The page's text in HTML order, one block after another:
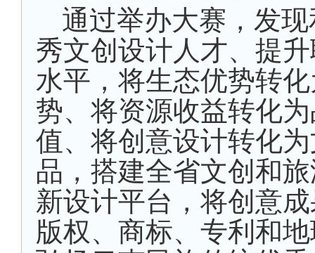
通过举办大赛，发
秀文创设计人才、提
水平，将生态优势转
势、将资源收益转化
值、将创意设计转化
品，搭建全省文创和
新设计平台，将创意
版权、商标、专利和